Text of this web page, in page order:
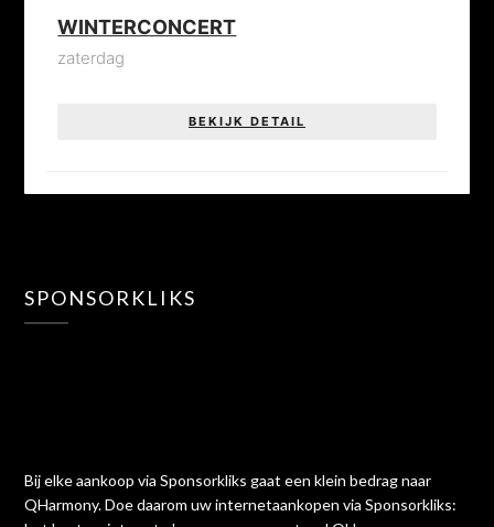
WINTERCONCERT
zaterdag
BEKIJK DETAIL
SPONSORKLIKS
Bij elke aankoop via Sponsorkliks gaat een klein bedrag naar
QHarmony. Doe daarom uw internetaankopen via Sponsorkliks: